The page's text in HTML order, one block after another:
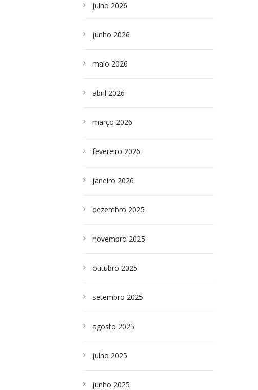
julho 2026
junho 2026
maio 2026
abril 2026
março 2026
fevereiro 2026
janeiro 2026
dezembro 2025
novembro 2025
outubro 2025
setembro 2025
agosto 2025
julho 2025
junho 2025